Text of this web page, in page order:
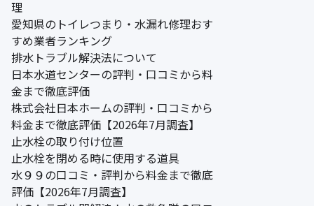
理
愛知県のトイレつまり・水漏れ修理おす
すめ業者ランキング
排水トラブル解決法について
日本水道センターの評判・口コミから料
金まで徹底評価
株式会社日本ホームの評判・口コミから
料金まで徹底評価【2026年7月調査】
止水栓の取り付け位置
止水栓を閉める時に使用する道具
水９９の口コミ・評判から料金まで徹底
評価【2026年7月調査】